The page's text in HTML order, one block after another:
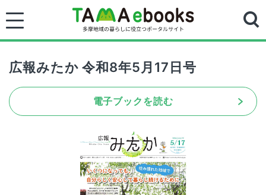
広報みたか 令和8年5月17日号
電子ブックを読む